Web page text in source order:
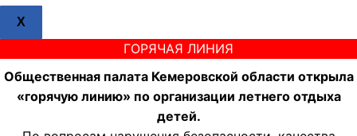
X
ГОРЯЧАЯ ЛИНИЯ
Общественная палата Кемеровской области открыла
«горячую линию» по организации летнего отдыха
детей.